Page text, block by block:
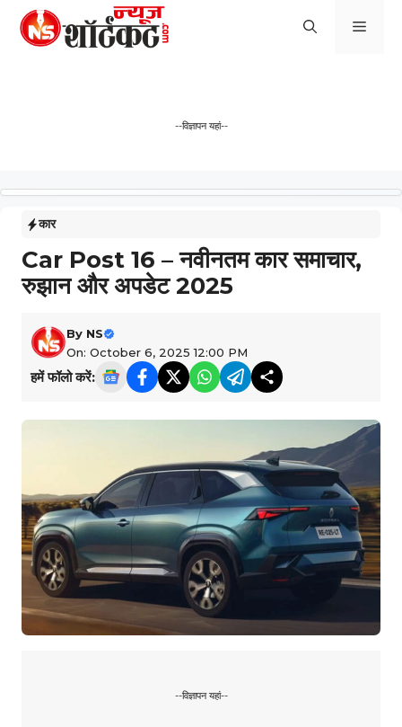
Skip
--विज्ञापन यहां--
कार
Car Post 16 – नवीनतम कार समाचार,
रुझान और अपडेट 2025
By NS
On: October 6, 2025 12:00 PM
हमें फॉलो करें:
--विज्ञापन यहां--